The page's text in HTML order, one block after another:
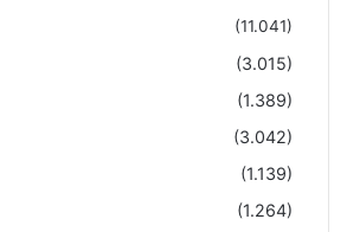
(11.041)
(3.015)
(1.389)
(3.042)
(1.139)
(1.264)